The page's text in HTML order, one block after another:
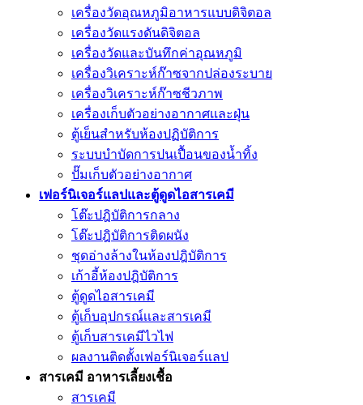
เครื่องวัดอุณหภูมิอาหารแบบดิจิตอล
เครื่องวัดแรงดันดิจิตอล
เครื่องวัดและบันทึกค่าอุณหภูมิ
เครื่องวิเคราะห์ก๊าซจากปล่องระบาย
เครื่องวิเคราะห์ก๊าซชีวภาพ
เครื่องเก็บตัวอย่างอากาศเเละฝุ่น
ตู้เย็นสำหรับห้องปฏิบัติการ
ระบบบำบัดการปนเปื้อนของน้ำทิ้ง
ปั๊มเก็บตัวอย่างอากาศ
เฟอร์นิเจอร์แลปและตู้ดูดไอสารเคมี
โต๊ะปฎิบัติการกลาง
โต๊ะปฎิบัติการติดผนัง
ชุดอ่างล้างในห้องปฎิบัติการ
เก้าอี้ห้องปฎิบัติการ
ตู้ดูดไอสารเคมี
ตู้เก็บอุปกรณ์เเละสารเคมี
ตู้เก็บสารเคมีไวไฟ
ผลงานติดตั้งเฟอร์นิเจอร์เเลป
สารเคมี อาหารเลี้ยงเชื้อ
สารเคมี